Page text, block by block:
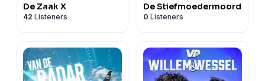
De Zaak X
42 Listeners
De Stiefmoedermoord
0 Listeners